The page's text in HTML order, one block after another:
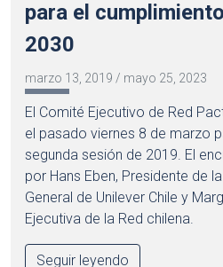
para el
2030
marzo 13, 2019 / mayo 25, 2023
El Comité Ejecutivo de Red
el pasado viernes 8 de marzo
segunda sesión de 2019. El
por Hans Eben, Presidente de
General de Unilever Chile y
Ejecutiva de la Red chilena.
Seguir leyendo